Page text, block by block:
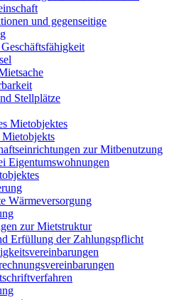
und gegenseitige
Stellplätze
Mietobjektes
zur Mitbenutzung
Eigentumswohnungen
Wärmeversorgung
zur Mietstruktur
Erfüllung der Zahlungspflicht